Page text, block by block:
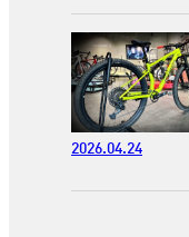
2026.04.24